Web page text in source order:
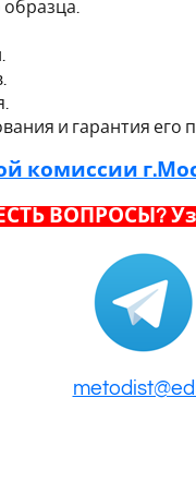
и гарантия его
комиссии
ЕСТЬ ВОПРОСЫ?